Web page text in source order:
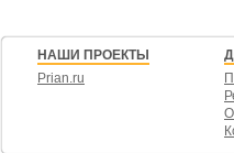
НАШИ ПРОЕКТЫ
Prian.ru